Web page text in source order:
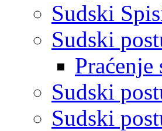
Sudski
Sudski
Sudski
Sudski